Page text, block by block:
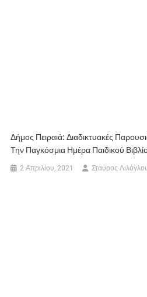
Δήμος Πειραιά: Διαδικτυακές
Την Παγκόσμια Ημέρα Παιδικού
2 Απριλίου, 2021 Σταύρος